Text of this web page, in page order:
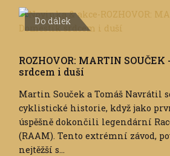
Do dálek
ROZHOVOR: MARTIN
srdcem i duší
Martin Souček a Tomáš Navrátil
cyklistické historie, když jako
úspěšně dokončili legendární
(RAAM). Tento extrémní závod,
nejtěžší s...